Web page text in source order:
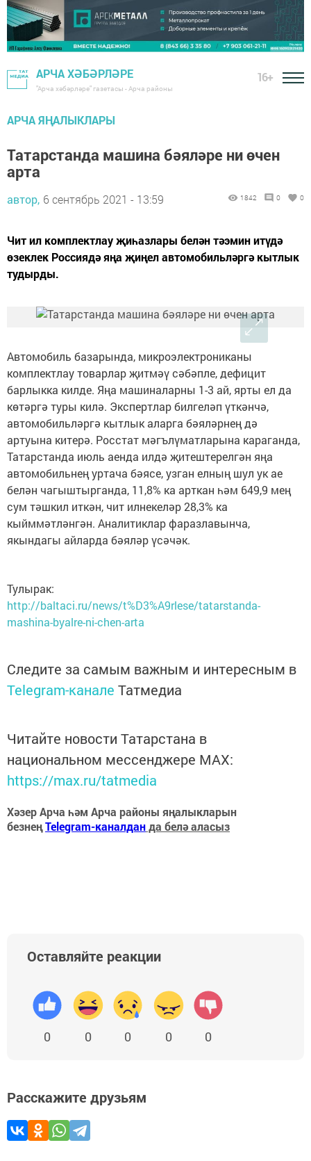
АРЧА ХӘБӘРЛӘРЕ
"Арча хәбәрләре" газетасы - Арча районы
16+
АРЧА ЯҢАЛЫКЛАРЫ
Татарстанда машина бәяләре ни өчен
арта
автор, 6 сентябрь 2021 - 13:59 1842 0 0
Чит ил комплектлау җиһазлары белән тәэмин итүдә
өзеклек Россиядә яңа җиңел автомобильләргә кытлык
тудырды.
Автомобиль базарында, микроэлектрониканы
комплектлау товарлар җитмәү сәбәпле, дефицит
барлыкка килде. Яңа машиналарны 1-3 ай, ярты ел да
көтәргә туры килә. Экспертлар билгеләп үткәнчә,
автомобильләргә кытлык аларга бәяләрнең дә
артуына китерә. Росстат мәгълүматларына караганда,
Татарстанда июль аенда илдә җитештерелгән яңа
автомобильнең уртача бәясе, узган елның шул ук ае
белән чагыштырганда, 11,8% ка арткан һәм 649,9 мең
сум тәшкил иткән, чит илнекеләр 28,3% ка
кыйммәтләнгән. Аналитиклар фаразлавынча,
якындагы айларда бәяләр үсәчәк.
Тулырак:
http://baltaci.ru/news/t%D3%A9rlese/tatarstanda-
mashina-byalre-ni-chen-arta
Следите за самым важным и интересным в
Telegram-канале Татмедиа
Читайте новости Татарстана в
национальном мессенджере MАХ:
https://max.ru/tatmedia
Хәзер Арча һәм Арча районы яңалыкларын
безнеңTelegram-каналданда белә аласыз
Оставляйте реакции
0 0 0 0 0
Расскажите друзьям